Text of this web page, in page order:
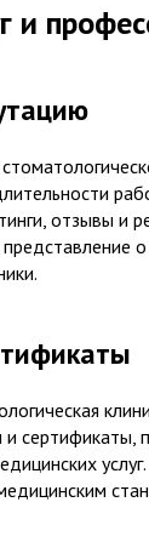
и
отзывы и
о
и